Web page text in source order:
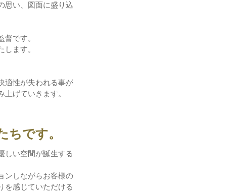
思い、図面に盛り込
です。
ます。
適性が失われる事が
げていきます。
です。
しい空間が誕生する
ンしながらお客様の
を感じていただける